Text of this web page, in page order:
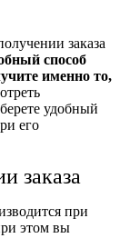
заказа
способ
именно то,
удобный
его
заказа
при
этом вы